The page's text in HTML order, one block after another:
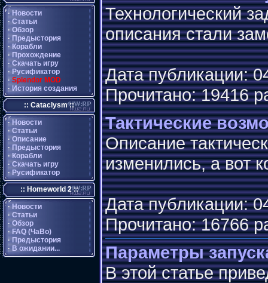
· Новости
· Статьи
· Обзор
· Предыстория
· Корабли
· Прохождение
· Скачать игру
· Русификатор
· Splendor MOD
· История создания
:: Cataclysm ::
· Новости
· Статьи
· Описание
· Предыстория
· Корабли
· Скачать игру
· Русификатор
:: Homeworld 2 ::
· Новости
· Статьи
· Обзор
· FAQ (ЧаВо)
· Предыстория
· В ожидании...
Технологический
описания стали
Дата публикации:
Прочитано: 19416
Тактические
Описание
изменились, а вот
Дата публикации:
Прочитано: 16766
Параметры
В этой статье